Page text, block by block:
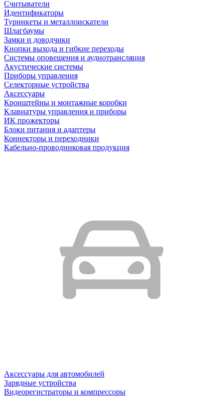
Считыватели
Идентификаторы
Турникеты и металлоискатели
Шлагбаумы
Замки и доводчики
Кнопки выхода и гибкие переходы
Системы оповещения и аудиотрансляция
Акустические системы
Приборы управления
Селекторные устройства
Аксессуары
Кронштейны и монтажные коробки
Клавиатуры управления и приборы
ИК прожекторы
Блоки питания и адаптеры
Коннекторы и переходники
Кабельно-проводниковая продукция
Аксессуары для автомобилей
Зарядные устройства
Видеорегистраторы и компрессоры